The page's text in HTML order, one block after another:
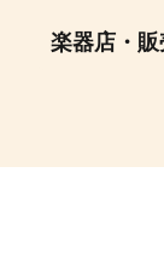
楽器店・